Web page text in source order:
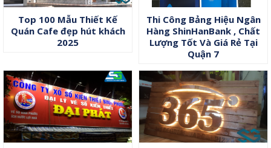
Top 100 Mẫu Thiết Kế
Quán Cafe đẹp hút khách
2025
Thi Công Bảng Hiệu Ngân
Hàng ShinHanBank , Chất
Lượng Tốt Và Giá Rẻ Tại
Quận 7